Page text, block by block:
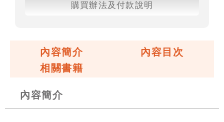
購買辦法及付款說明
內容簡介
內容目次
相關書籍
內容簡介